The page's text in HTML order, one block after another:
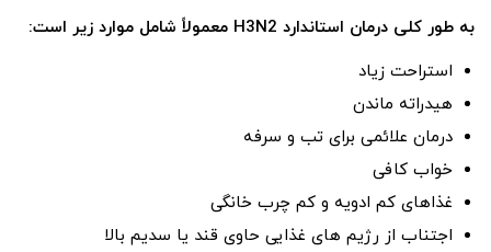
به طور کلی درمان استاندارد H3N2 معمولاً شامل موارد زیر است:
استراحت زیاد
هیدراته ماندن
درمان علائمی برای تب و سرفه
خواب کافی
غذاهای کم ادویه و کم چرب خانگی
اجتناب از رژیم های غذایی حاوی قند یا سدیم بالا